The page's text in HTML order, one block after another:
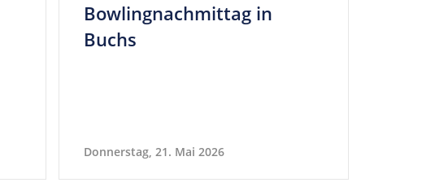
Bow­lingnach­mittag in
Buchs
Donnerstag, 21. Mai 2026